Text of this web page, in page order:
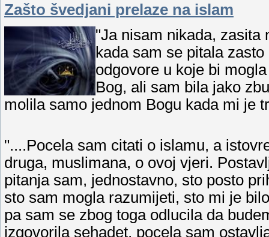
Zašto švedjani prelaze na islam
"Ja nisam nikada, zasita
kada sam se pitala
odgovore u koje bi
Bog, ali sam bila jako
molila samo jednom Bogu kada mi je
"....Pocela sam citati o islamu, a
druga, muslimana, o ovoj vjeri.
pitanja sam, jednostavno, sto posto
sto sam mogla razumijeti, sto mi je
pa sam se zbog toga odlucila da
izgovorila sehadet, pocela sam